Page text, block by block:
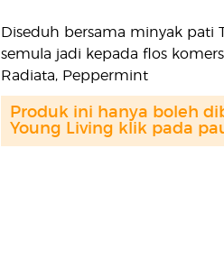
Diseduh bersama minyak pati
semula jadi kepada flos
Radiata, Peppermint
Produk ini hanya boleh
Young Living klik pada